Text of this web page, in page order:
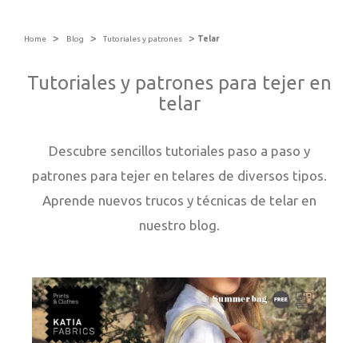
Home > Blog > Tutoriales y patrones > Telar
Tutoriales y patrones para tejer en
telar
Descubre sencillos tutoriales paso a paso y
patrones para tejer en telares de diversos tipos.
Aprende nuevos trucos y técnicas de telar en
nuestro blog.